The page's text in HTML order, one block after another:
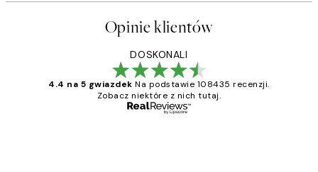
Opinie klientów
DOSKONALI
4.4 na 5 gwiazdek Na podstawie 108435 recenzji.
Zobacz niektóre z nich tutaj.